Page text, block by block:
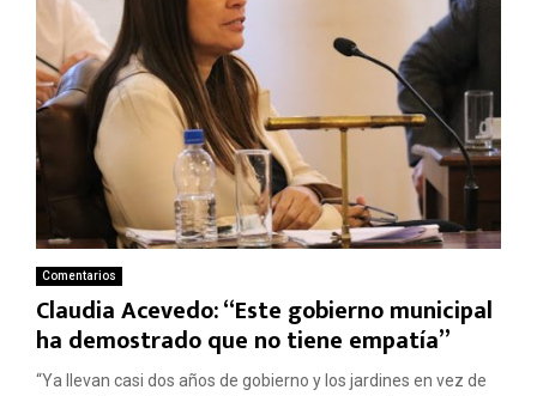
Comentarios
Claudia Acevedo: “Este gobierno municipal
ha demostrado que no tiene empatía”
“Ya llevan casi dos años de gobierno y los jardines en vez de